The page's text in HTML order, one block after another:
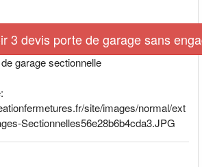
3 devis porte de garage sans
garage sectionnelle
site/images/normal/ext
Sectionnelles56e28b6b4cda3.JPG